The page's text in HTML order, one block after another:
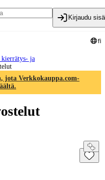
Kirjaudu
fi
ja
jota Verkkokauppa.com-